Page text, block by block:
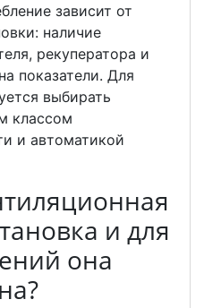
зависит от
наличие
рекуператора и
показатели. Для
выбирать
классом
и автоматикой
и для
она